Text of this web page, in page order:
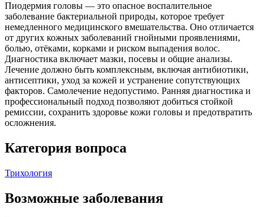
Пиодермия головы — это опасное воспалительное
заболевание бактериальной природы, которое требует
немедленного медицинского вмешательства. Оно отличается
от других кожных заболеваний гнойными проявлениями,
болью, отёками, корками и риском выпадения волос.
Диагностика включает мазки, посевы и общие анализы.
Лечение должно быть комплексным, включая антибиотики,
антисептики, уход за кожей и устранение сопутствующих
факторов. Самолечение недопустимо. Ранняя диагностика и
профессиональный подход позволяют добиться стойкой
ремиссии, сохранить здоровье кожи головы и предотвратить
осложнения.
Категория вопроса
Трихология
Возможные заболевания